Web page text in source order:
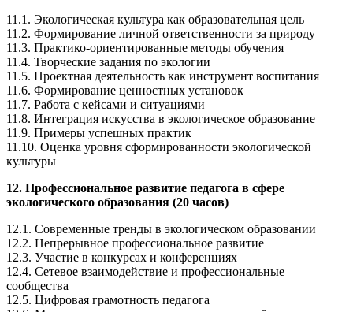
11.1. Экологическая культура как образовательная цель
11.2. Формирование личной ответственности за природу
11.3. Практико-ориентированные методы обучения
11.4. Творческие задания по экологии
11.5. Проектная деятельность как инструмент воспитания
11.6. Формирование ценностных установок
11.7. Работа с кейсами и ситуациями
11.8. Интеграция искусства в экологическое образование
11.9. Примеры успешных практик
11.10. Оценка уровня сформированности экологической
культуры
12. Профессиональное развитие педагога в сфере
экологического образования (20 часов)
12.1. Современные тренды в экологическом образовании
12.2. Непрерывное профессиональное развитие
12.3. Участие в конкурсах и конференциях
12.4. Сетевое взаимодействие и профессиональные
сообщества
12.5. Цифровая грамотность педагога